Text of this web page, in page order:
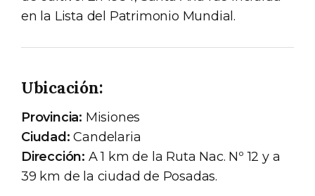
en la Lista del Patrimonio Mundial.
Ubicación:
Provincia: Misiones
Ciudad: Candelaria
Dirección: A 1 km de la Ruta Nac. Nº 12 y a
39 km de la ciudad de Posadas.